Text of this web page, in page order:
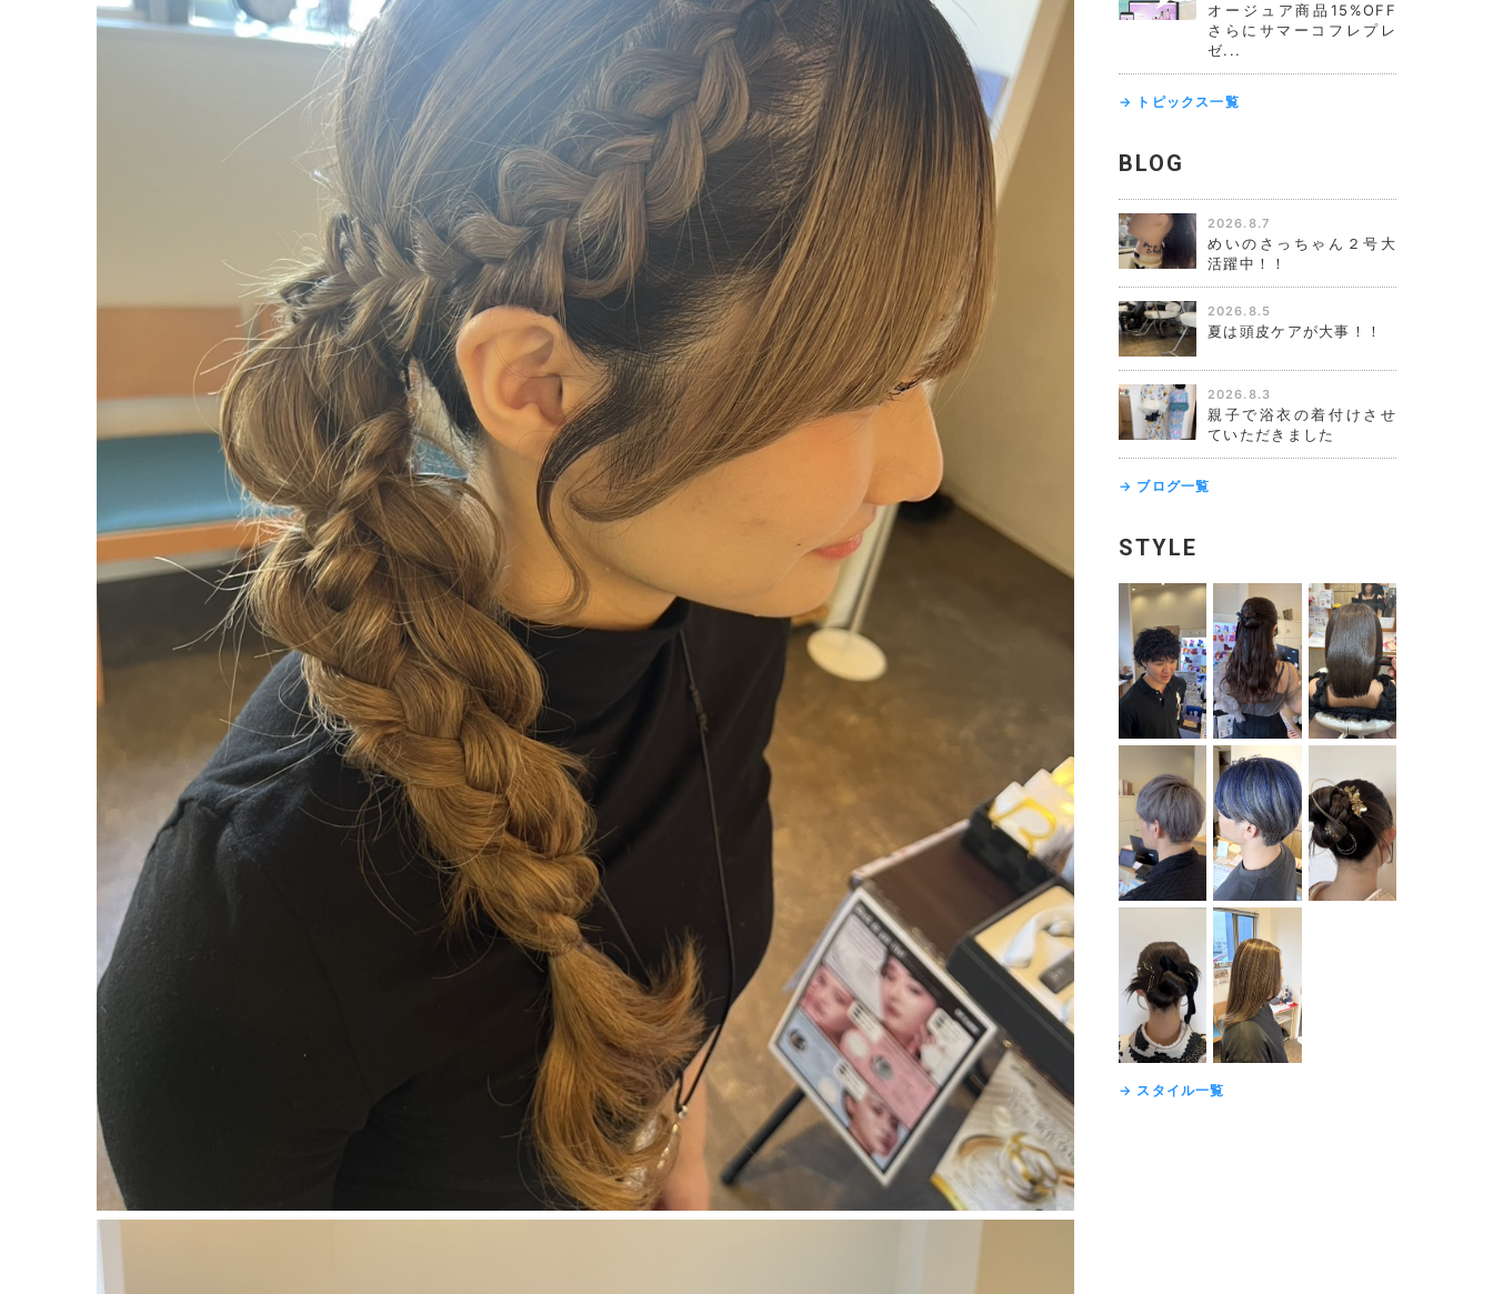
オージュア商品15%OFF
さらにサマーコフレプレ
ゼ...
→ トピックス一覧
BLOG
2026.8.7
めいのさっちゃん２号大
活躍中！！
2026.8.5
夏は頭皮ケアが大事！！
2026.8.3
親子で浴衣の着付けさせ
ていただきました
→ ブログ一覧
STYLE
→ スタイル一覧